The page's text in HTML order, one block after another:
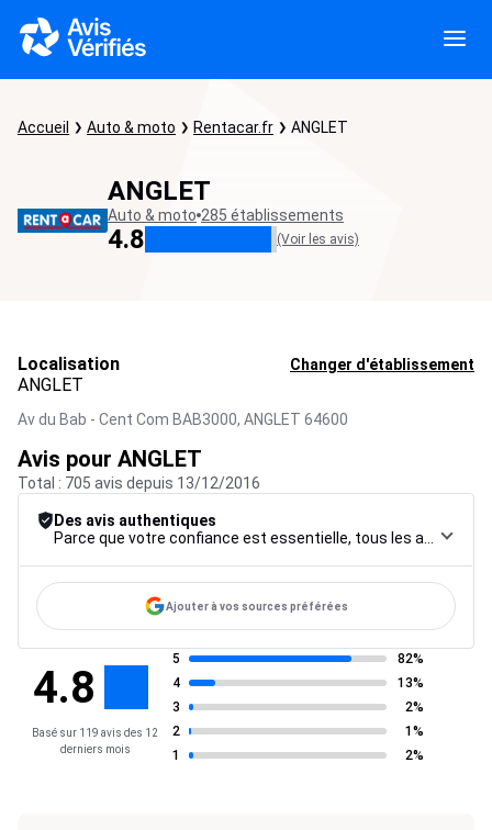
Accueil Auto & moto Rentacar.fr ANGLET
ANGLET
Auto & moto 285 établissements
4.8 (Voir les avis)
Localisation Changer d'établissement
ANGLET
Av du Bab - Cent Com BAB3000, ANGLET 64600
Avis pour ANGLET
Total : 705 avis depuis 13/12/2016
Des avis authentiques
Ajouter à vos sources préférées
4.8
Basé sur 119 avis des 12
derniers mois
5
82%
4
13%
3
2%
2
1%
1
2%